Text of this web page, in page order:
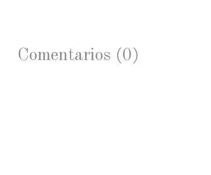
Comentarios (0)